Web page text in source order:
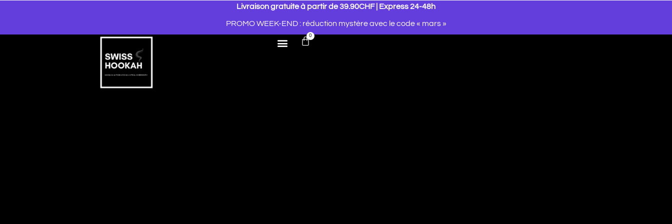
Livraison gratuite à partir de 39.90CHF | Express 24-48h
PROMO WEEK-END : réduction mystère avec le code « mars »
0